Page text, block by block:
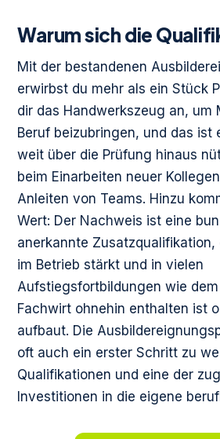
Warum sich die
Mit der bestandenen
erwirbst du mehr als ein Stück
dir das Handwerkszeug an, um
Beruf beizubringen, und das ist
weit über die Prüfung hinaus
beim Einarbeiten neuer
Anleiten von Teams. Hinzu
Wert: Der Nachweis ist eine
anerkannte Zusatzqualifikation,
im Betrieb stärkt und in vielen
Aufstiegsfortbildungen wie
Fachwirt ohnehin enthalten ist
aufbaut. Die
oft auch ein erster Schritt zu
Qualifikationen und eine der
Investitionen in die eigene